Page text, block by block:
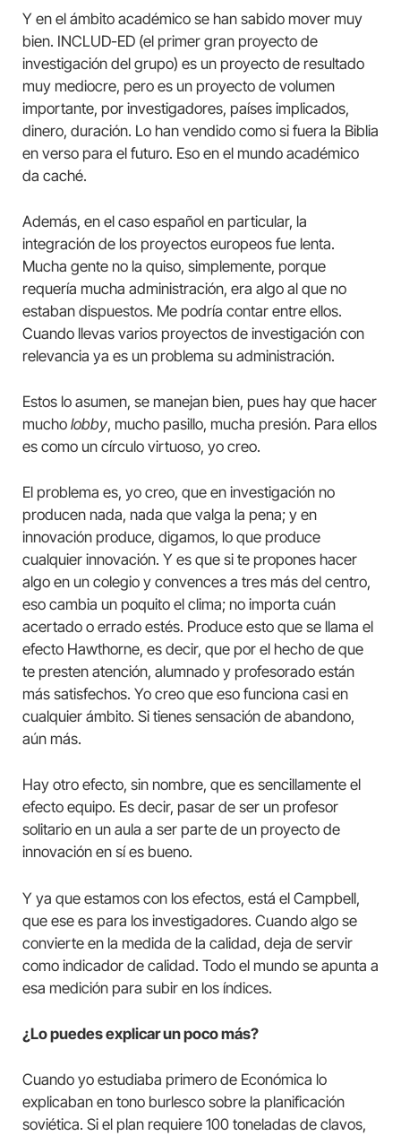
Y en el ámbito académico se han sabido mover muy
bien. INCLUD-ED (el primer gran proyecto de
investigación del grupo) es un proyecto de resultado
muy mediocre, pero es un proyecto de volumen
importante, por investigadores, países implicados,
dinero, duración. Lo han vendido como si fuera la Biblia
en verso para el futuro. Eso en el mundo académico
da caché.
Además, en el caso español en particular, la
integración de los proyectos europeos fue lenta.
Mucha gente no la quiso, simplemente, porque
requería mucha administración, era algo al que no
estaban dispuestos. Me podría contar entre ellos.
Cuando llevas varios proyectos de investigación con
relevancia ya es un problema su administración.
Estos lo asumen, se manejan bien, pues hay que hacer
mucho lobby, mucho pasillo, mucha presión. Para ellos
es como un círculo virtuoso, yo creo.
El problema es, yo creo, que en investigación no
producen nada, nada que valga la pena; y en
innovación produce, digamos, lo que produce
cualquier innovación. Y es que si te propones hacer
algo en un colegio y convences a tres más del centro,
eso cambia un poquito el clima; no importa cuán
acertado o errado estés. Produce esto que se llama el
efecto Hawthorne, es decir, que por el hecho de que
te presten atención, alumnado y profesorado están
más satisfechos. Yo creo que eso funciona casi en
cualquier ámbito. Si tienes sensación de abandono,
aún más.
Hay otro efecto, sin nombre, que es sencillamente el
efecto equipo. Es decir, pasar de ser un profesor
solitario en un aula a ser parte de un proyecto de
innovación en sí es bueno.
Y ya que estamos con los efectos, está el Campbell,
que ese es para los investigadores. Cuando algo se
convierte en la medida de la calidad, deja de servir
como indicador de calidad. Todo el mundo se apunta a
esa medición para subir en los índices.
¿Lo puedes explicar un poco más?
Cuando yo estudiaba primero de Económica lo
explicaban en tono burlesco sobre la planificación
soviética. Si el plan requiere 100 toneladas de clavos,